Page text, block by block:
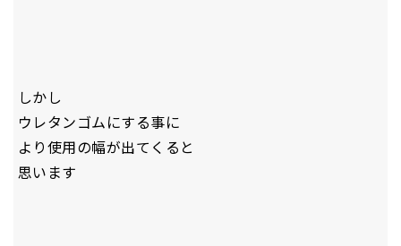
しかし
ウレタンゴムにする事に
より使用の幅が出てくると
思います